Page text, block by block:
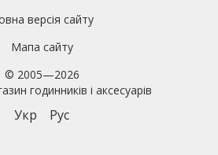
версія сайту
Мапа сайту
© 2005—2026
годинників і аксесуарів
Укр Рус